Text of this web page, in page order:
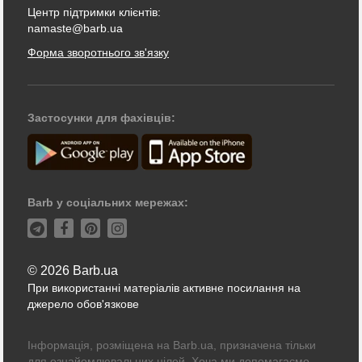
Центр підтримки клієнтів:
namaste@barb.ua
Форма зворотнього зв'язку
Застосунки для фахівців:
Barb у соціальних мережах:
© 2026 Barb.ua
При використанні матеріалів активне посилання на
джерело обов'язкове
Інформація, розміщена на Barb.ua, призначена тільки